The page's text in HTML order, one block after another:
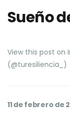
Sueño
View this post on
(@turesiliencia_)
11 de febrero de